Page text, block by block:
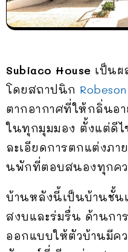
Subiaco House เป็น
โดยสถาปนิก
ตากอากาศที่ให้กลิ่นอ
ในทุกมุมมอง ตั้งแต่ดี
ละเอียดการตกแต่งภา
นพักที่ตอบสนองทุกคว
บ้านหลังนี้เป็นบ้านชั้น
สงบและร่มรื่น ด้านก
ออกแบบให้ตัวบ้านมีค